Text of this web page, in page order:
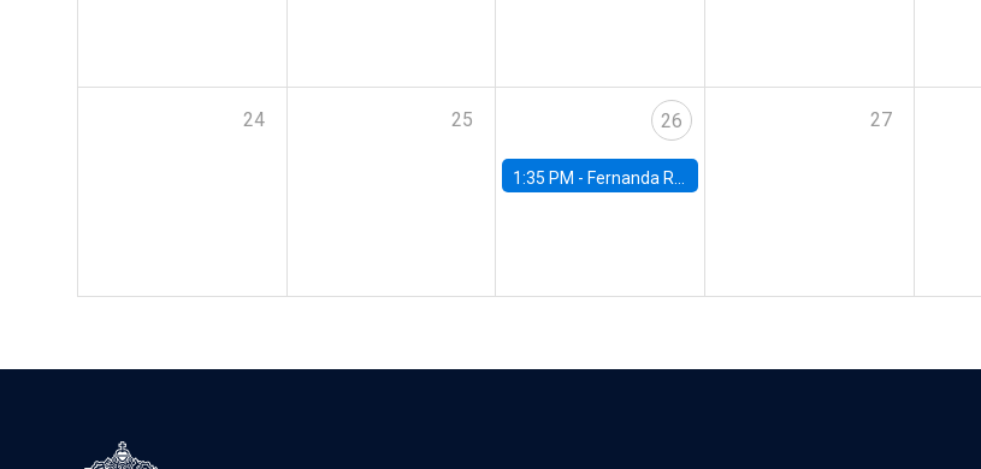
24 25 26
1:35 PM - Fernanda Rojas Ampuero, University of Wisconsin-Madison
27